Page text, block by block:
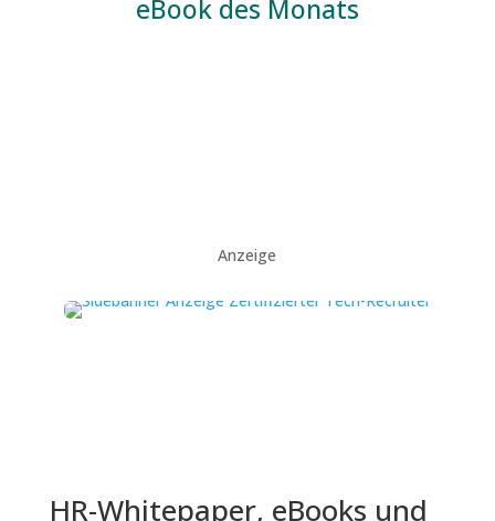
eBook des Monats
Anzeige
HR-Whitepaper, eBooks und